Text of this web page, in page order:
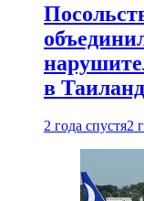
в
2 года спустя2